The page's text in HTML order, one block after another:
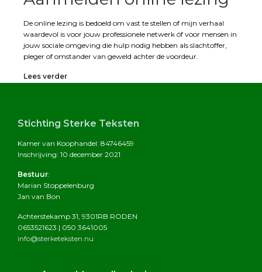
De online lezing is bedoeld om vast te stellen of mijn verhaal
waardevol is voor jouw professionele netwerk óf voor mensen in
jouw sociale omgeving die hulp nodig hebben als slachtoffer,
pleger of omstander van geweld achter de voordeur.
Lees verderAanmelden
Footer
Stichting Sterke Teksten
Kamer van Koophandel: 84746459
Inschrijving: 10 december 2021
Bestuur:
Marian Stoppelenburg
Jan van Bon
Achterstekamp 31, 9301RB RODEN
0653521623 | 050 3641005
info@sterketeksten.nu